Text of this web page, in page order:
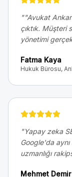
""Avukat
çıktık. Müşteri
yönetimi
Fatma Kaya
Hukuk Bürosu,
"Yapay zeka
Google'da
uzmanlığı
Mehmet Demir